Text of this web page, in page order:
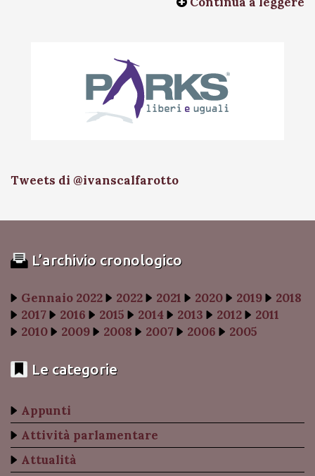
Tweets di @ivanscalfarotto
L’archivio cronologico
Gennaio 2022 2022 2021 2020 2019
2018
2017
2016 2015 2014 2013 2012
2011
2010
2009 2008 2007 2006 2005
Le categorie
Appunti
Attività parlamentare
Attualità